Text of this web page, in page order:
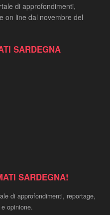
di approfondimenti,
on line dal novembre del
SARDEGNA
SARDEGNA!
di approfondimenti, reportage,
opinione.